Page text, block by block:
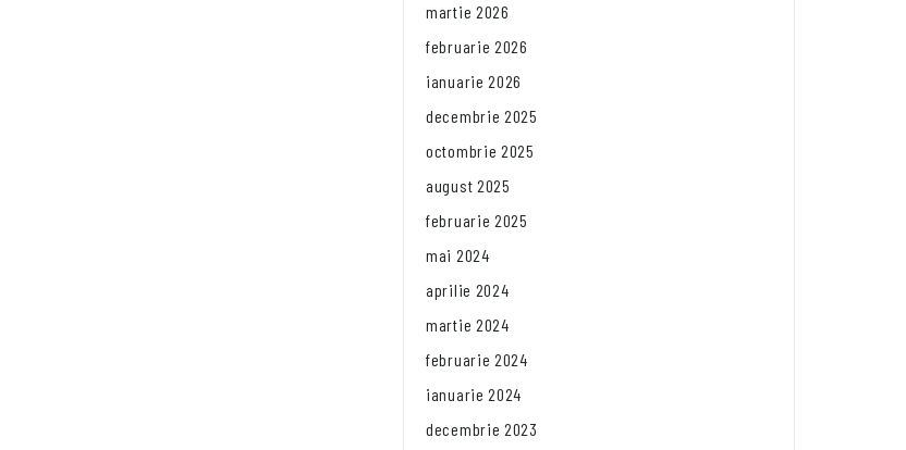
martie 2026
februarie 2026
ianuarie 2026
decembrie 2025
octombrie 2025
august 2025
februarie 2025
mai 2024
aprilie 2024
martie 2024
februarie 2024
ianuarie 2024
decembrie 2023